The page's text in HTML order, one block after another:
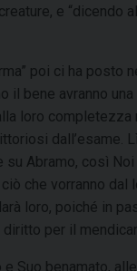
e “dicendo
poi ci ha posto
il bene avranno
loro completezza
dall’esame.
Abramo, così
che vorranno
loro, poiché in
diritto per il
Suo benamato,